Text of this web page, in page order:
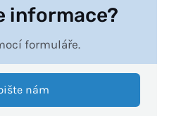
informace?
formuláře.
nám